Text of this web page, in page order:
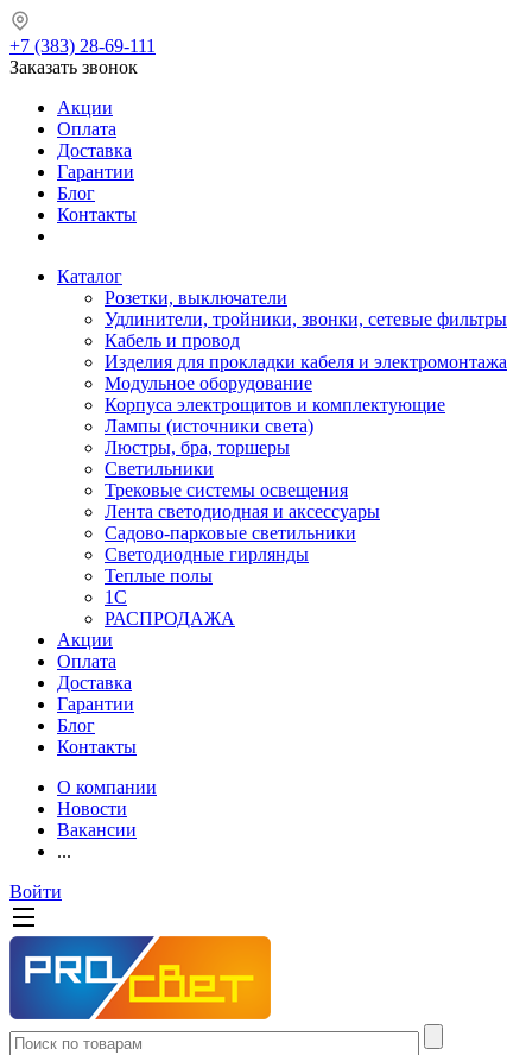
+7 (383) 28-69-111
Заказать звонок
Акции
Оплата
Доставка
Гарантии
Блог
Контакты
Каталог
Розетки, выключатели
Удлинители, тройники, звонки, сетевые фильтры
Кабель и провод
Изделия для прокладки кабеля и электромонтажа
Модульное оборудование
Корпуса электрощитов и комплектующие
Лампы (источники света)
Люстры, бра, торшеры
Светильники
Трековые системы освещения
Лента светодиодная и аксессуары
Садово-парковые светильники
Светодиодные гирлянды
Теплые полы
1С
РАСПРОДАЖА
Акции
Оплата
Доставка
Гарантии
Блог
Контакты
О компании
Новости
Вакансии
...
Войти